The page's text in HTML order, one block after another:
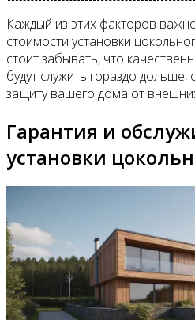
Каждый из этих факторов
стоимости установки
стоит забывать, что
будут служить гораздо
защиту вашего дома от
Гарантия и
установки